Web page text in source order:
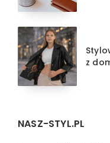
z
NASZ-STYL.PL